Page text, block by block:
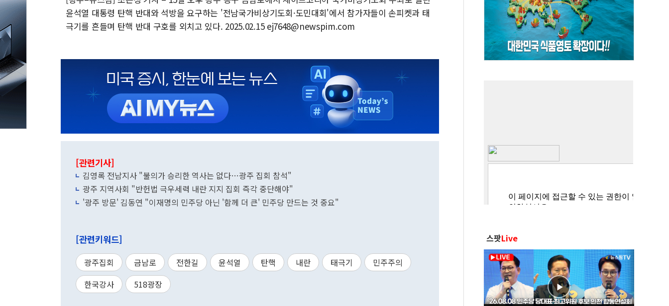
윤석열 대통령 탄핵 반대와 석방을 요구하는 '전남국가비상기도회·도민대회'에서 참가자들이 손피켓과 태
극기를 흔들며 탄핵 반대 구호를 외치고 있다. 2025.02.15 ej7648@newspim.com
[관련기사]
김영록 전남지사 "불의가 승리한 역사는 없다…광주 집회 참석"
광주 지역사회 "반헌법 극우세력 내란 지지 집회 즉각 중단해야"
'광주 방문' 김동연 "이재명의 민주당 아닌 '함께 더 큰' 민주당 만드는 것 중요"
[관련키워드]
광주집회 금남로 전한길 윤석열 탄핵 내란 태극기
민주주의
한국강사
518광장
스팟Live